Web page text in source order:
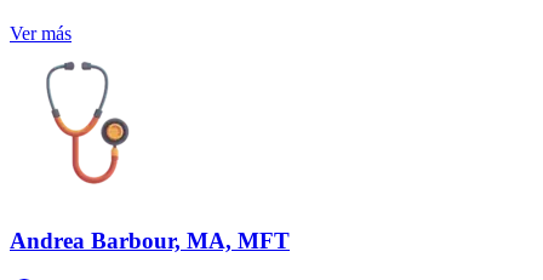
Ver más
Andrea Barbour, MA, MFT